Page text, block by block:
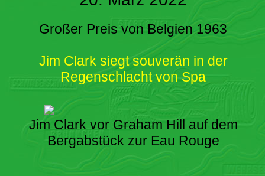
Großer Preis von Belgien 1963
Jim Clark siegt souverän in der
Regenschlacht von Spa
Jim Clark vor Graham Hill auf dem
Bergabstück zur Eau Rouge